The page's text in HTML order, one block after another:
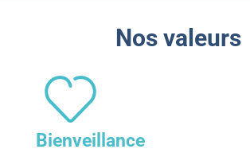
Nos valeurs
Bienveillance